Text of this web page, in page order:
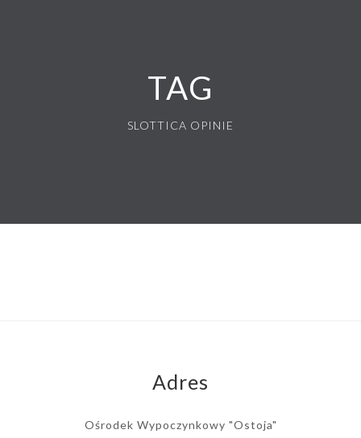
TAG
SLOTTICA OPINIE
Adres
Ośrodek Wypoczynkowy "Ostoja"